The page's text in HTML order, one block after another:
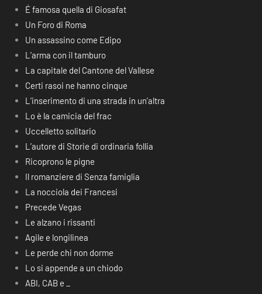
É famosa quella di Giosafat
Un Foro di Roma
Un assassino come Edipo
L’arma con il tamburo
La capitale del Cantone del Vallese
Certi rasoi ne hanno cinque
L’inserimento di una strada in un’altra
Lo è la camicia del frac
Uccelletto solitario
L’autore di Storie di ordinaria follia
Ricoprono le pigne
Il romanziere di Senza famiglia
La nocciola dei Francesi
Precede Vegas
Le alzano i rissanti
Agile e longilinea
Le perde chi non dorme
Lo si appende a un chiodo
ABI, CAB e _